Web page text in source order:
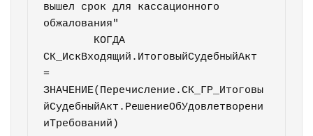
вышел срок для кассационного
обжалования"
СК_ИскВходящий.ИтоговыйСудебныйАкт
=
ЗНАЧЕНИЕ(Перечисление.СК_ГР_Итоговы
йСудебныйАкт.РешениеОбУдовлетворени
иТребований)